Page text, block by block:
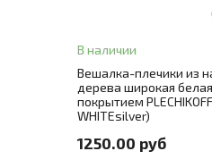
В наличии
Вешалка-плечики из
дерева широкая
покрытием
WHITEsilver)
1250.00 руб
ЗАКАЗ В ОДИН
Длина 35
Цвет белый
Цвет металла никель